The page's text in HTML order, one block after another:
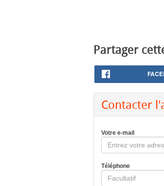
Partager
Contacter
Votre e-mail
Téléphone